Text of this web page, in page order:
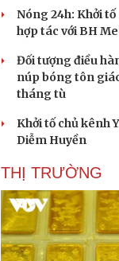
Nóng 24h: Khởi
hợp tác với BH
Đối tượng điều
núp bóng tôn
tháng tù
Khởi tố chủ kênh
Diễm Huyền
THỊ TRƯỜNG